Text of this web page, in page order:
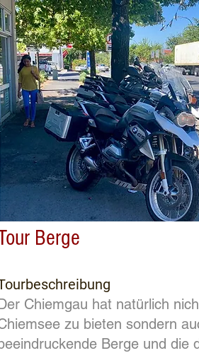
Berge
Chiemgau hat natürlich
zu bieten sondern
Berge und die